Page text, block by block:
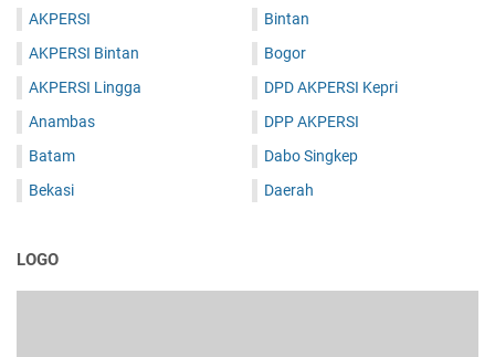
AKPERSI
AKPERSI Bintan
AKPERSI Lingga
Anambas
Batam
Bekasi
Bintan
Bogor
DPD AKPERSI Kepri
DPP AKPERSI
Dabo Singkep
Daerah
LOGO